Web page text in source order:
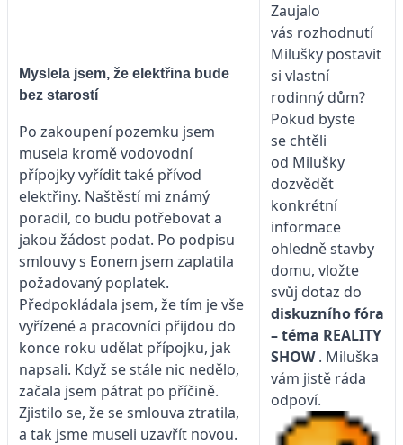
Myslela jsem, že elektřina bude
bez starostí
Po zakoupení pozemku jsem
musela kromě vodovodní
přípojky vyřídit také přívod
elektřiny. Naštěstí mi známý
poradil, co budu potřebovat a
jakou žádost podat. Po podpisu
smlouvy s Eonem jsem zaplatila
požadovaný poplatek.
Předpokládala jsem, že tím je vše
vyřízené a pracovníci přijdou do
konce roku udělat přípojku, jak
napsali. Když se stále nic nedělo,
začala jsem pátrat po příčině.
Zjistilo se, že se smlouva ztratila,
a tak jsme museli uzavřít novou.
Zaujalo
vás rozhodnutí
Milušky postavit
si vlastní
rodinný dům?
Pokud byste
se chtěli
od Milušky
dozvědět
konkrétní
informace
ohledně stavby
domu, vložte
svůj dotaz do
diskuzního fóra
– téma REALITY
SHOW. Miluška
vám jistě ráda
odpoví.